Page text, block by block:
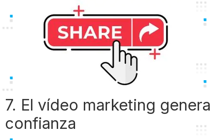
7. El vídeo marketing genera
confianza